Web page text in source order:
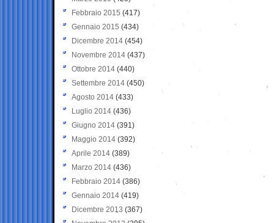
Febbraio 2015 (417)
Gennaio 2015 (434)
Dicembre 2014 (454)
Novembre 2014 (437)
Ottobre 2014 (440)
Settembre 2014 (450)
Agosto 2014 (433)
Luglio 2014 (436)
Giugno 2014 (391)
Maggio 2014 (392)
Aprile 2014 (389)
Marzo 2014 (436)
Febbraio 2014 (386)
Gennaio 2014 (419)
Dicembre 2013 (367)